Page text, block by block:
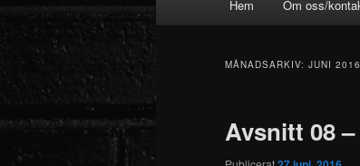
Hem Om oss/
MÅNADSARKIV: JUNI 2016
Avsnitt 08